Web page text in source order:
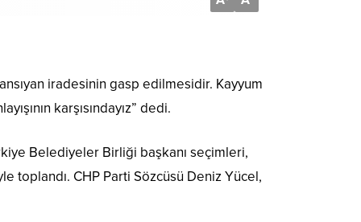
iradesinin gasp edilmesidir. Kayyum
karşısındayız” dedi.
Belediyeler Birliği başkanı seçimleri,
toplandı. CHP Parti Sözcüsü Deniz Yücel,